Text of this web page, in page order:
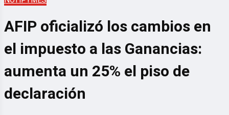
AFIP oficializó los cambios en
el impuesto a las Ganancias:
aumenta un 25% el piso de
declaración